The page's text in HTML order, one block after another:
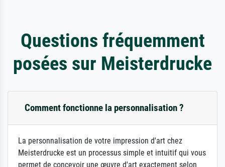
Questions fréquemment
posées sur Meisterdrucke
Comment fonctionne la personnalisation ?
La personnalisation de votre impression d'art chez
Meisterdrucke est un processus simple et intuitif qui vous
permet de concevoir une œuvre d'art exactement selon